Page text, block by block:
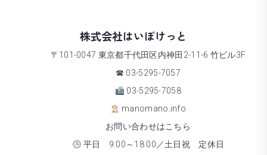
株式会社はいぽけっと
〒101-0047 東京都千代田区内神田2-11-6 竹ビル3F
☎ 03-5295-7057
03-5295-7058
manomano.info
お問い合わせはこちら
平日 9:00～18:00／土日祝 定休日